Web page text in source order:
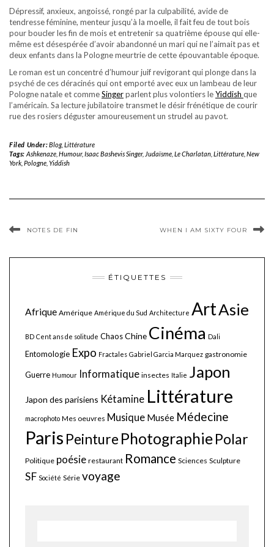
Dépressif, anxieux, angoissé, rongé par la culpabilité, avide de
tendresse féminine, menteur jusqu’à la moelle, il fait feu de tout bois
pour boucler les fin de mois et entretenir sa quatrième épouse qui elle-
même est désespérée d’avoir abandonné un mari qui ne l’aimait pas et
deux enfants dans la Pologne meurtrie de cette épouvantable époque.
Le roman est un concentré d’humour juif revigorant qui plonge dans la
psyché de ces déracinés qui ont emporté avec eux un lambeau de leur
Pologne natale et commeSingerparlent plus volontiers leYiddish que
l’américain. Sa lecture jubilatoire transmet le désir frénétique de courir
rue des rosiers déguster amoureusement un strudel au pavot.
Filed Under:Blog, Littérature
Tags: Ashkenaze, Humour, Isaac Bashevis Singer, Judaïsme, Le Charlatan, Littérature, New
York Pologne Yiddish
NOTES DE FIN WHEN I AM SIXTY FOUR
ÉTIQUETTES
Afrique Amérique Amérique du Sud Architecture ArtAsie
BD Cent ans de solitude ChaosChine Cinéma Dali
Entomologie Expo Fractales Gabriel Garcia Marquez gastronomie
Guerre Humour Informatique insectes Italie Japon
Japon des parisiens Kétamine Littérature
macrophoto Mes oeuvres Musique Musée Médecine
Paris Peinture PhotographiePolar
Politique poésie restaurant Romance Sciences Sculpture
SF Société Série voyage